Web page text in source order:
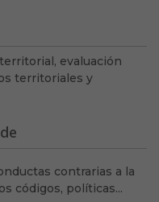
evaluación
territoriales y
contrarias a la
códigos, políticas...